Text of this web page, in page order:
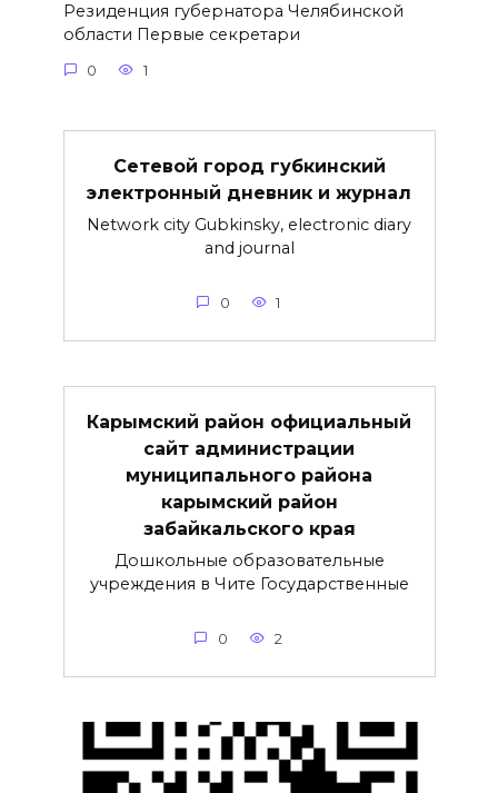
Резиденция губернатора Челябинской
области Первые секретари
0 1
Сетевой город губкинский
электронный дневник и журнал
Network city Gubkinsky, electronic diary
and journal
0 1
Карымский район официальный
сайт администрации
муниципального района
карымский район
забайкальского края
Дошкольные образовательные
учреждения в Чите Государственные
0 2